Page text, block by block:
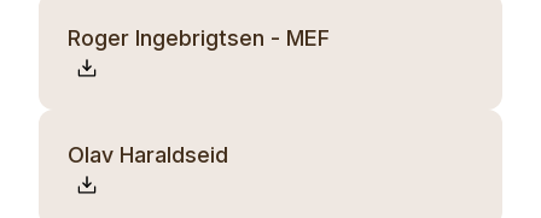
Roger Ingebrigtsen - MEF
Olav Haraldseid